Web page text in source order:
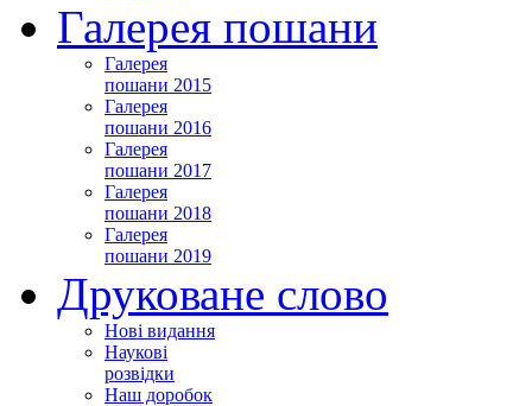
Галерея пошани
Галерея
пошани 2015
Галерея
пошани 2016
Галерея
пошани 2017
Галерея
пошани 2018
Галерея
пошани 2019
Друковане слово
Нові видання
Наукові
розвідки
Наш доробок